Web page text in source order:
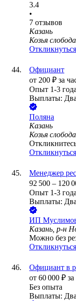
3.4
•
7 отзывов
Казань
Козья слобода
Откликнуться
Официант
от 200 ₽ за
Опыт 1-3 года
Выплаты: Два
Поляна
Казань
Козья слобода
Откликнуться
Менеджер
92 500 – 120
Опыт 1-3 года
Выплаты: Два
ИП
Казань, р-н
Можно без
Откликнуться
Официант в
от 60 000 ₽
Без опыта
Выплаты: Два